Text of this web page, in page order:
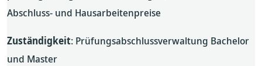
Abschluss- und Hausarbeitenpreise
Zuständigkeit: Prüfungsabschlussverwaltung Bachelor
und Master